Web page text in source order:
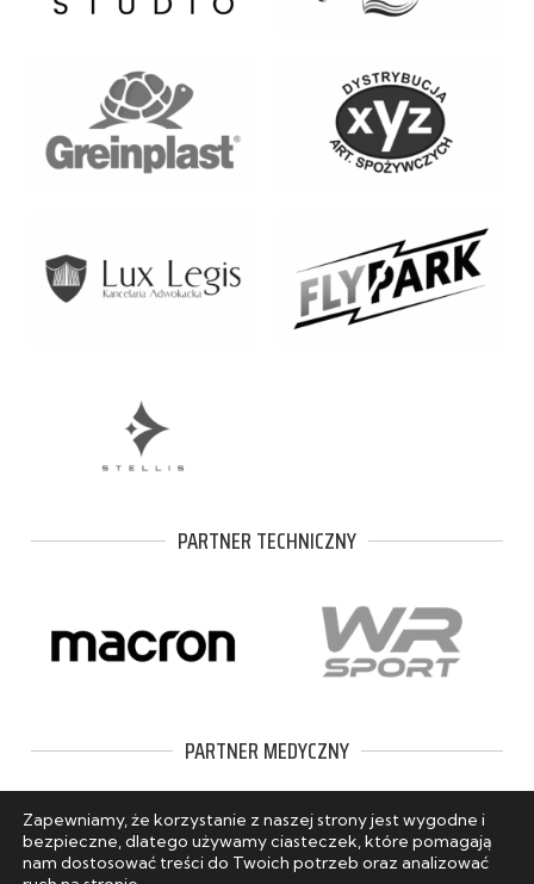
PARTNER TECHNICZNY
PARTNER MEDYCZNY
Zapewniamy, że korzystanie z naszej strony jest wygodne i
bezpieczne, dlatego używamy ciasteczek, które pomagają
nam dostosować treści do Twoich potrzeb oraz analizować